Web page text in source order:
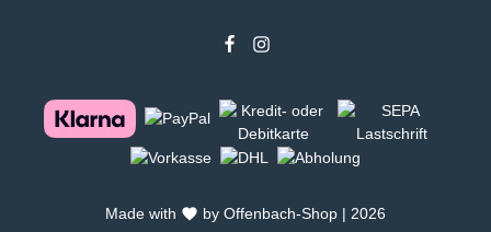
Made with by Offenbach-Shop | 2026